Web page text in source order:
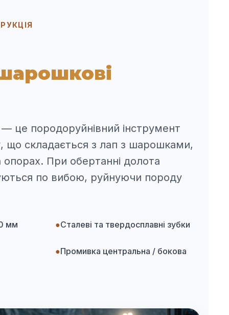
це породоруйнівний інструмент
що складається з лап з шарошками,
опорах. При обертанні долота
по вибою, руйнуючи породу
мм ●Сталеві та твердосплавні зубки
●Промивка центральна / бокова